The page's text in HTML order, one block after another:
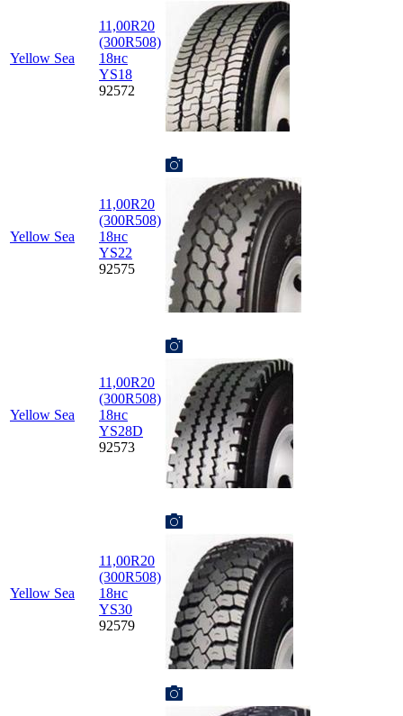
Yellow Sea
11,00R20
(300R508)
18нс
YS18
92572
Yellow Sea
11,00R20
(300R508)
18нс
YS22
92575
Yellow Sea
11,00R20
(300R508)
18нс
YS28D
92573
Yellow Sea
11,00R20
(300R508)
18нс
YS30
92579